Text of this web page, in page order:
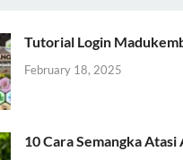
Tutorial Login
February 18, 2025
10 Cara Semangka Atasi